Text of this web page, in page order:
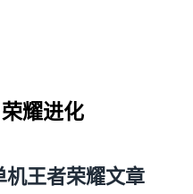
耀进化
王者荣耀文章